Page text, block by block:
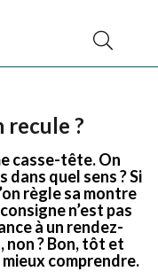
recule ?
casse-tête. On
dans quel sens ? Si
règle sa montre
n’est pas
à un rendez-
non ? Bon, tôt et
comprendre.